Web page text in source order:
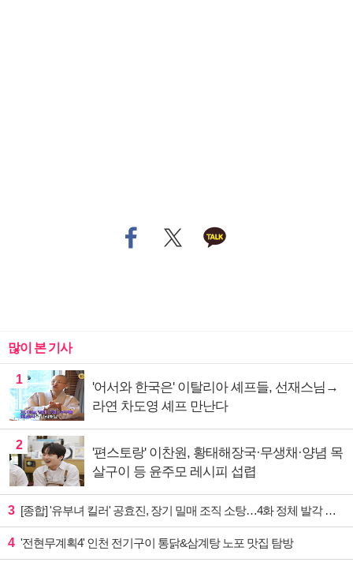
많이 본 기사
1
'어서와 한국은' 이탈리아 셰프들, 선재스님→
라연 차도영 셰프 만난다
2
'편스토랑' 이찬원, 황태해장국·무생채·양념 목
살구이 등 윤주모 레시피 섭렵
3 [종합] '유부녀 킬러' 공효진, 장기 밀매 조직 소탕…4화 정체 발각 위기 예고
4 '전현무계획4' 인천 전기구이 통닭&삼계탕 노포 맛집 탐방